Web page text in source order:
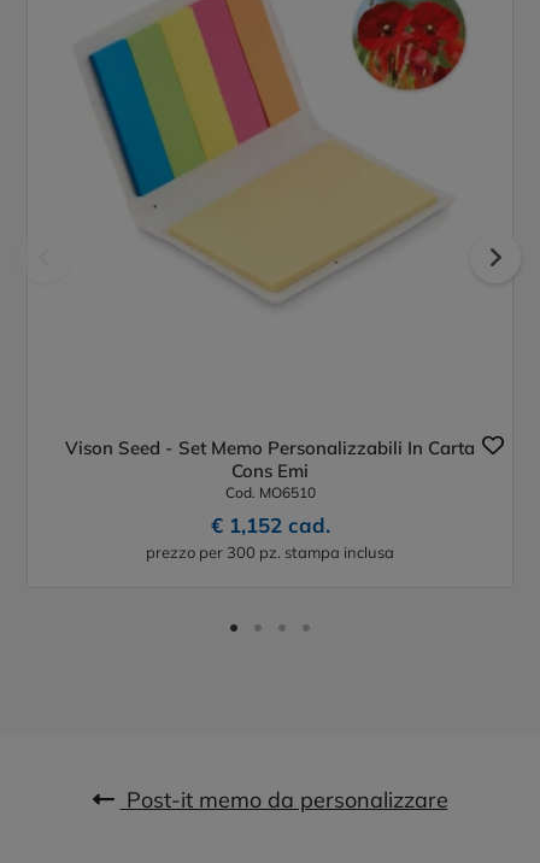
Vison Seed - Set Memo Personalizzabili In Carta
Cons Emi
Cod. MO6510
€ 1,152 cad.
prezzo per 300 pz. stampa inclusa
Post-it memo da personalizzare